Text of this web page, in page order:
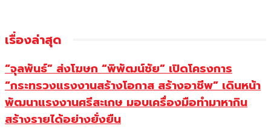
เรื่องล่าสุด
“จุลพันธ์” ส่งโฆษก “พิพัฒน์ชัย” เปิดโครงการ
“กระทรวงแรงงานสร้างโอกาส สร้างอาชีพ” เดินหน้า
พัฒนาแรงงานศรีสะเกษ มอบเครื่องมือทำมาหากิน
สร้างรายได้อย่างยั่งยืน